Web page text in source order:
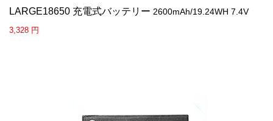
LARGE18650 充電式バッテリー 2600mAh/19.24WH 7.4V
3,328 円